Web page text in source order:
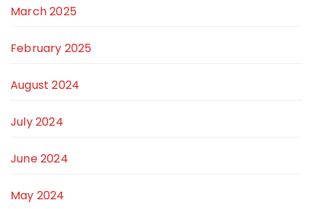
March 2025
February 2025
August 2024
July 2024
June 2024
May 2024